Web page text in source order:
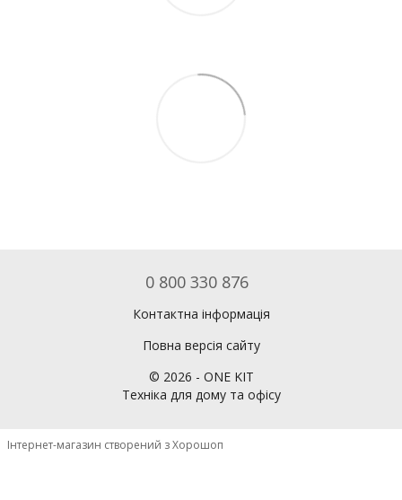
0 800 330 876
Контактна інформація
Повна версія сайту
© 2026 - ONE KIT
Техніка для дому та офісу
Інтернет-магазин створений з Хорошоп